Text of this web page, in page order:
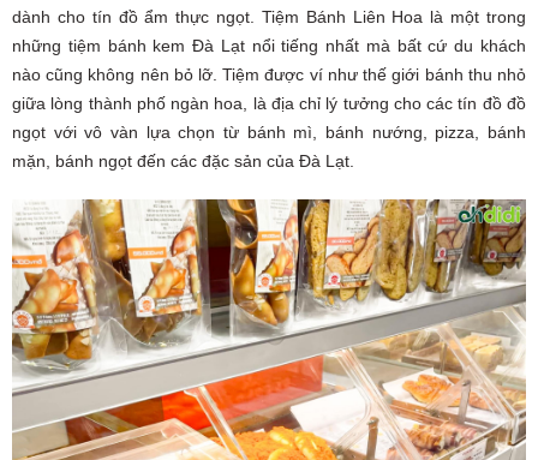
dành cho tín đồ ẩm thực ngọt. Tiệm Bánh Liên Hoa là một trong
những tiệm bánh kem Đà Lạt nổi tiếng nhất mà bất cứ du khách
nào cũng không nên bỏ lỡ. Tiệm được ví như thế giới bánh thu nhỏ
giữa lòng thành phố ngàn hoa, là địa chỉ lý tưởng cho các tín đồ đồ
ngọt với vô vàn lựa chọn từ bánh mì, bánh nướng, pizza, bánh
mặn, bánh ngọt đến các đặc sản của Đà Lạt.